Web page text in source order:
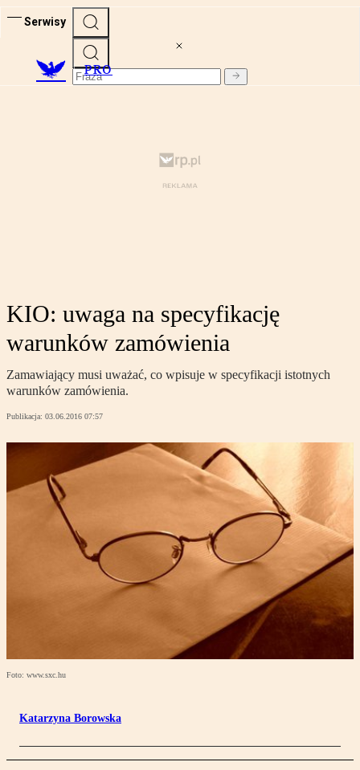
Serwisy
PRO
KIO: uwaga na specyfikację
warunków zamówienia
Zamawiający musi uważać, co wpisuje w specyfikacji istotnych
warunków zamówienia.
Publikacja: 03.06.2016 07:57
Foto: www.sxc.hu
Katarzyna Borowska